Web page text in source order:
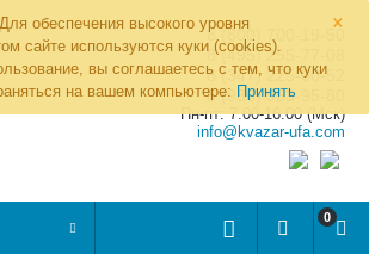
×
Для обеспечения высокого уровня
сайте используются куки (cookies).
вы соглашаетесь с тем, что куки
на вашем компьютере: Принять
8 (800) 700-19-50
8 (495) 255-77-08
8 (347) 225-00-52
8 (986) 963-95-80
Пн-пт: 7.00-16.00 (Мск)
info@kvazar-ufa.com
0